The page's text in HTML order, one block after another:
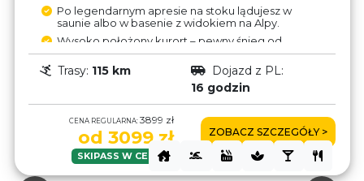
Po legendarnym apresie na stoku lądujesz w
saunie albo w basenie z widokiem na Alpy.
Wysoko położony kurort – pewny śnieg od
listopada do maja.
Strefa wolnocłowa (1l Finlandia – 7€,
Jägermeister – 9€) - oszczędności wystarczą
połączenia wyciągami.
Mimo, że Livigno leży bliżej niż inne
miejscowości we Włoszech to autokarem
jedzie się dłuższą trasą z Polski.
Trasy: 115 km
Dojazd z PL:
16 godzin
CENA REGULARNA: 3899 zł
od 3099 zł
SKIPASS W CENIE!
ZOBACZ SZCZEGÓŁY >